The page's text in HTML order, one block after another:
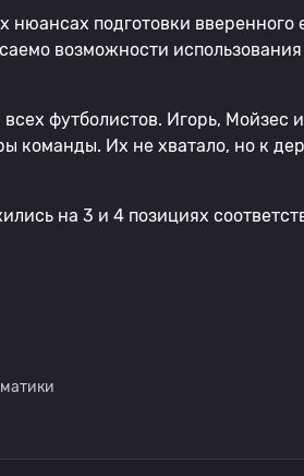
нюансах подготовки вверенного
возможности использования
футболистов. Игорь, Мойзес и
команды. Их не хватало, но к
на 3 и 4 позициях